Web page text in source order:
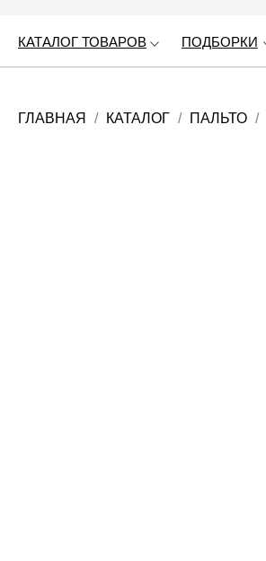
КАТАЛОГ ТОВАРОВ ПОДБОРКИ
КАТАЛОГ ТОВАРОВ ПОДБОРКИ
ГЛАВНАЯ КАТАЛОГ ПАЛЬТО